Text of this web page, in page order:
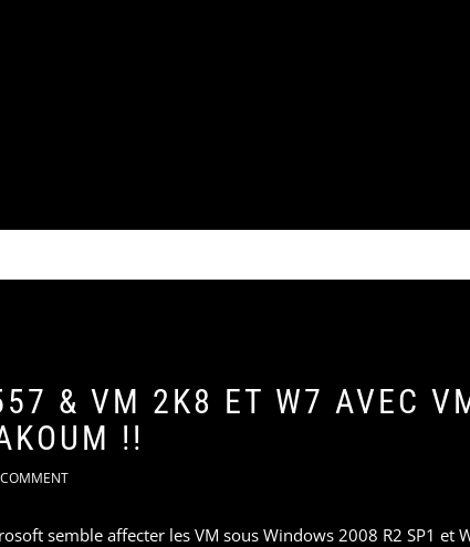
& VM 2K8 ET W7 AVEC
!!
COMMENT
semble affecter les VM sous Windows 2008 R2 SP1 et